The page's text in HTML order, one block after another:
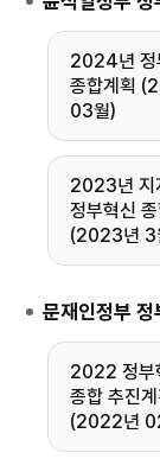
2024년 정
종합계획
03월)
2023년 지
정부혁신
(2023년 3
문재인정부
2022 정부
종합 추진계
(2022년